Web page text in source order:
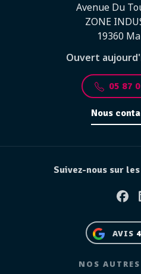
Avenue Du
ZONE
19360
Ouvert
05 87
Nous
Suivez-nous sur
AVIS
NOS